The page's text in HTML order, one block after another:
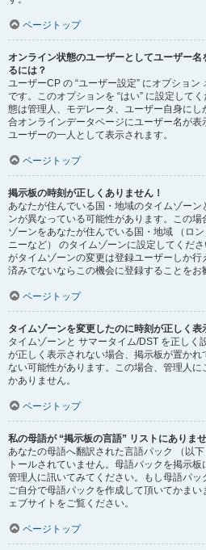
ページトップ
オンライン状態のユーザーとしてユーザー
るには？
ユーザーCP の “ユーザー設定” にオプション
です。このオプションを “はい” に設定して
態は管理人、モデレータ、ユーザー自身に
合オンラインデータページにユーザー名が
ユーザーの一人として表示されます。
ページトップ
掲示板の時刻が正しくありません！
あなたが住んでいる国・地域のタイムゾー
ンが異なっている可能性があります。この
ゾーンをあなたが住んでいる国・地域 （ロ
ニーなど） のタイムゾーンに設定してくだ
がタイムゾーンの変更は登録ユーザーしか
済みでないならこの機会に登録することをお
ページトップ
タイムゾーンを変更したのに時刻が正しく表
タイムゾーンと サマータイム/DST を正しく
が正しく表示されない場合、掲示板が置かれ
ない可能性があります。この場合、管理人
かありません。
ページトップ
私の母語が “掲示板の言語” リストにありませ
あなたの母語へ翻訳された言語パック （以
トールされていません。母語パックを掲示
管理人に訊いてみてください。もし母語パッ
ご自分で母語パックを作成して頂いてかまい
ェブサイトをご覧ください。
ページトップ